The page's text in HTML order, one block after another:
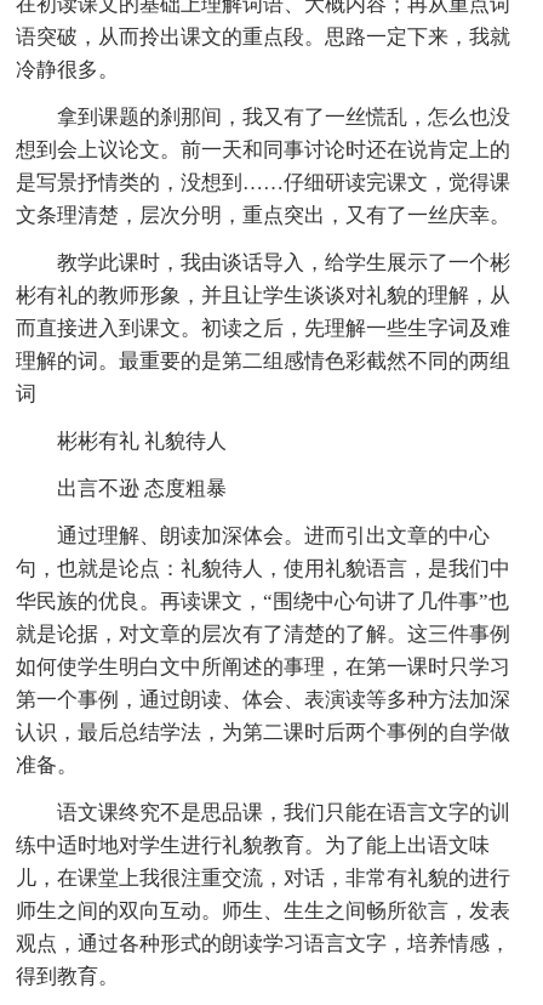
语突破，从而拎出课文的重点段。思路一定下来，我就
冷静很多。
拿到课题的刹那间，我又有了一丝慌乱，怎么也没
想到会上议论文。前一天和同事讨论时还在说肯定上的
是写景抒情类的，没想到……仔细研读完课文，觉得课
文条理清楚，层次分明，重点突出，又有了一丝庆幸。
教学此课时，我由谈话导入，给学生展示了一个彬
彬有礼的教师形象，并且让学生谈谈对礼貌的理解，从
而直接进入到课文。初读之后，先理解一些生字词及难
理解的词。最重要的是第二组感情色彩截然不同的两组
词
彬彬有礼 礼貌待人
出言不逊 态度粗暴
通过理解、朗读加深体会。进而引出文章的中心
句，也就是论点：礼貌待人，使用礼貌语言，是我们中
华民族的优良。再读课文，“围绕中心句讲了几件事”也
就是论据，对文章的层次有了清楚的了解。这三件事例
如何使学生明白文中所阐述的事理，在第一课时只学习
第一个事例，通过朗读、体会、表演读等多种方法加深
认识，最后总结学法，为第二课时后两个事例的自学做
准备。
语文课终究不是思品课，我们只能在语言文字的训
练中适时地对学生进行礼貌教育。为了能上出语文味
儿，在课堂上我很注重交流，对话，非常有礼貌的进行
师生之间的双向互动。师生、生生之间畅所欲言，发表
观点，通过各种形式的朗读学习语言文字，培养情感，
得到教育。